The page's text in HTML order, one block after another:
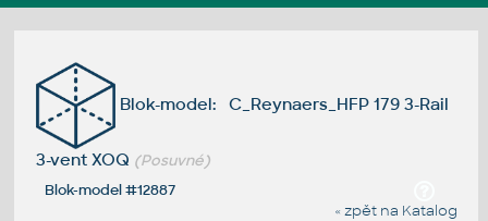
Blok-model: C_Reynaers_HFP 179 3-Rail
3-vent XOQ (Posuvné)
Blok-model #12887
« zpět na Katalog